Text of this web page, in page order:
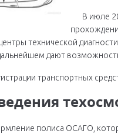
В июле
технической
дают
транспортных
полиса ОСАГО,